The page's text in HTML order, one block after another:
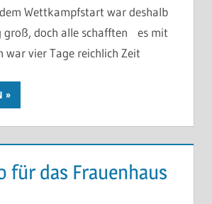
Wettkampfstart war deshalb
groß, doch alle schafften es mit
war vier Tage reichlich Zeit
für das Frauenhaus